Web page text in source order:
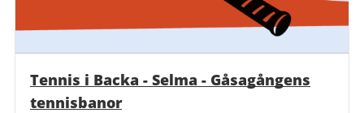
Tennis i Backa - Selma - Gåsagångens
tennisbanor